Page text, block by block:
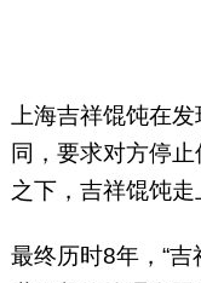
上海吉祥馄饨在
同，要求对方停
之下，吉祥馄饨走
最终历时8年，“